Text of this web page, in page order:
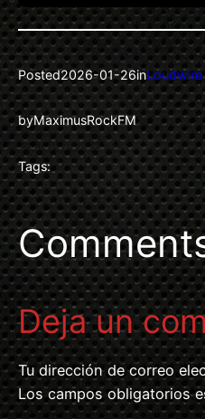
Posted2026-01-26inLoudwire
byMaximusRockFM
Tags:
Deja un
Tu dirección de correo
Los campos obligatorios